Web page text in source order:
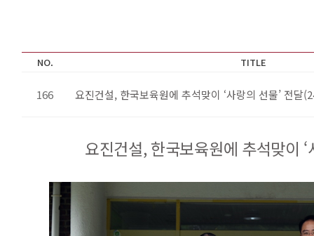
NO. TITLE
166 요진건설, 한국보육원에 추석맞이 ‘사랑의 선물’ 전달
요진건설, 한국보육원에 추석맞이 ‘